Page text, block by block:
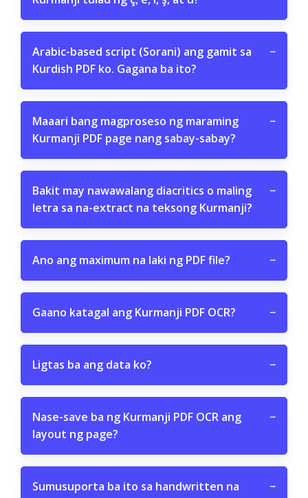
Arabic-based script (Sorani) ang gamit sa
Kurdish PDF ko. Gagana ba ito?
−
Maaari bang magproseso ng maraming
Kurmanji PDF page nang sabay-sabay?
−
Bakit may nawawalang diacritics o maling
letra sa na-extract na teksong Kurmanji?
−
Ano ang maximum na laki ng PDF file? −
Gaano katagal ang Kurmanji PDF OCR? −
Ligtas ba ang data ko? −
Nase-save ba ng Kurmanji PDF OCR ang
layout ng page?
−
Sumusuporta ba ito sa handwritten na
−